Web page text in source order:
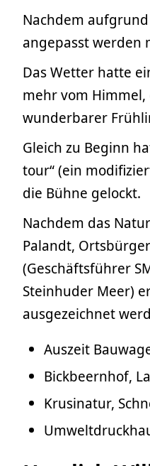
Nachdem
angepasst werden
Das Wetter hatte
mehr vom Himmel,
wunderbarer
Gleich zu Beginn
tour“ (ein
die Bühne gelockt.
Nachdem das
Palandt,
(Geschäftsführer
Steinhuder Meer)
ausgezeichnet
Auszeit
Bickbeernhof,
Krusinatur,